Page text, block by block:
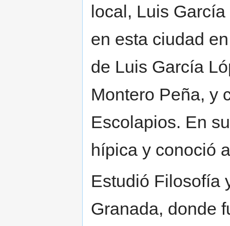
local, Luis
en esta ciudad
de Luis García
Montero Peña, y
Escolapios. En
hípica y conoció
Estudió Filosofía
Granada, donde